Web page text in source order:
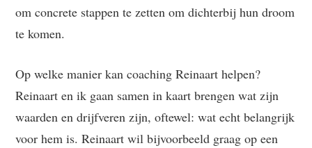
om concrete stappen te zetten om dichterbij hun droom
te komen.
Op welke manier kan coaching Reinaart helpen?
Reinaart en ik gaan samen in kaart brengen wat zijn
waarden en drijfveren zijn, oftewel: wat echt belangrijk
voor hem is. Reinaart wil bijvoorbeeld graag op een